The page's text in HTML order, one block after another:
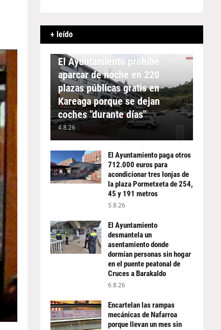
+ leído
APARCAMIENTO
El Ayuntamiento prohíbe
aparcar de noche en 220
plazas públicas gratis en
Kareaga porque se dejan
coches "durante días"
4.8.26
El Ayuntamiento paga otros
712.000 euros para
acondicionar tres lonjas de
la plaza Pormetxeta de 254,
45 y 191 metros
5.8.26
El Ayuntamiento
desmantela un
asentamiento donde
dormían personas sin hogar
en el puente peatonal de
Cruces a Barakaldo
6.8.26
Encartelan las rampas
mecánicas de Nafarroa
porque llevan un mes sin